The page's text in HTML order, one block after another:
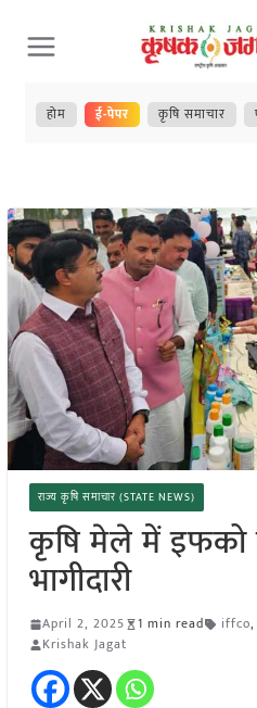
Skip
to
content
होम ई-पेपर कृषि समाचार
राज्य कृषि समाचार (STATE NEWS)
कृषि मेले में इफको
भागीदारी
April 2, 2025 1 min read iffco,
Krishak Jagat